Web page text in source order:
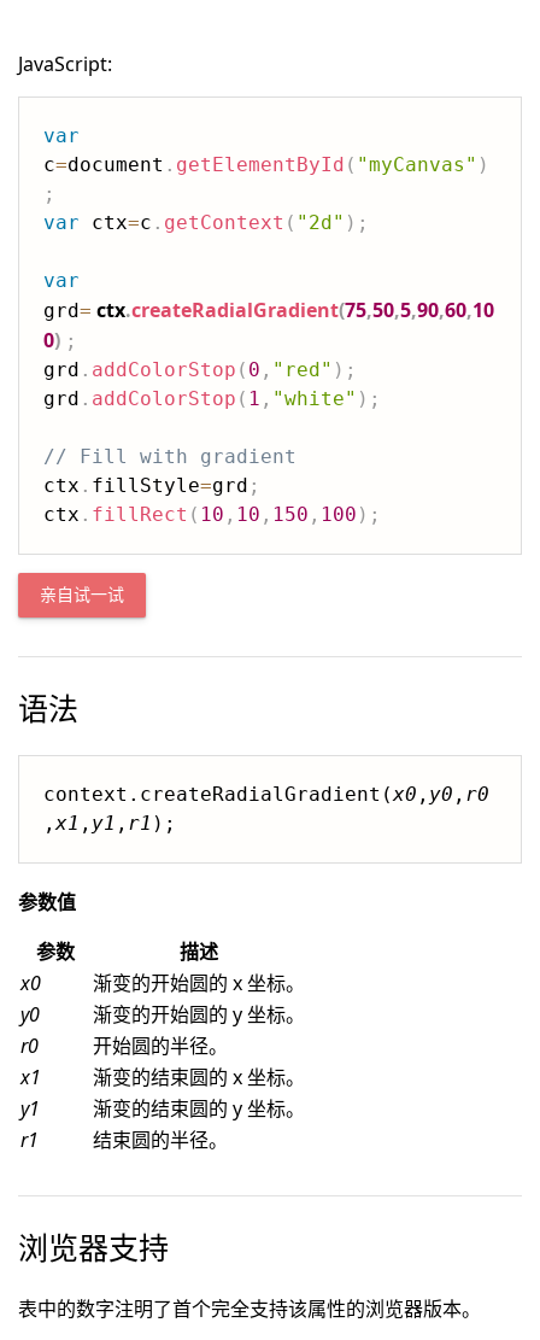
JavaScript:
var
c=document . getElementById ( "myCanvas" )
;
var ctx=c . getContext ( "2d" ) ;
var
grd= ctx.createRadialGradient(75,50,5,90,60,10
0) ;
grd . addColorStop ( 0 , "red" ) ;
grd . addColorStop ( 1 , "white" ) ;
// Fill with gradient
ctx . fillStyle=grd ;
ctx . fillRect ( 10 , 10 , 150 , 100 ) ;
亲自试一试
语法
context.createRadialGradient(x0 , y0 , r0
,x1 , y1 , r1 );
参数值
参数
描述
x0
渐变的开始圆的 x 坐标。
y0
渐变的开始圆的 y 坐标。
r0
开始圆的半径。
x1
渐变的结束圆的 x 坐标。
y1
渐变的结束圆的 y 坐标。
r1
结束圆的半径。
浏览器支持
表中的数字注明了首个完全支持该属性的浏览器版本。